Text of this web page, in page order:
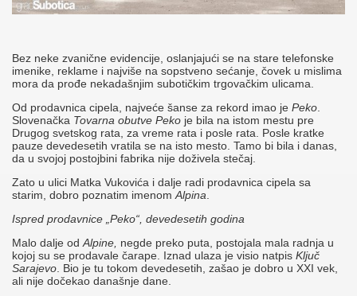
Bez neke zvanične evidencije, oslanjajući se na stare telefonske
imenike, reklame i najviše na sopstveno sećanje, čovek u mislima
mora da prođe nekadašnjim subotičkim trgovačkim ulicama.
Od prodavnica cipela, najveće šanse za rekord imao je Peko.
Slovenačka Tovarna obutve Peko je bila na istom mestu pre
Drugog svetskog rata, za vreme rata i posle rata. Posle kratke
pauze devedesetih vratila se na isto mesto. Tamo bi bila i danas,
da u svojoj postojbini fabrika nije doživela stečaj.
Zato u ulici Matka Vukovića i dalje radi prodavnica cipela sa
starim, dobro poznatim imenomAlpina.
Ispred prodavnice „Peko“, devedesetih godina
Malo dalje odAlpine, negde preko puta, postojala mala radnja u
kojoj su se prodavale čarape. Iznad ulaza je visio natpis Ključ
Sarajevo. Bio je tu tokom devedesetih, zašao je dobro u XXI vek,
ali nije dočekao današnje dane.